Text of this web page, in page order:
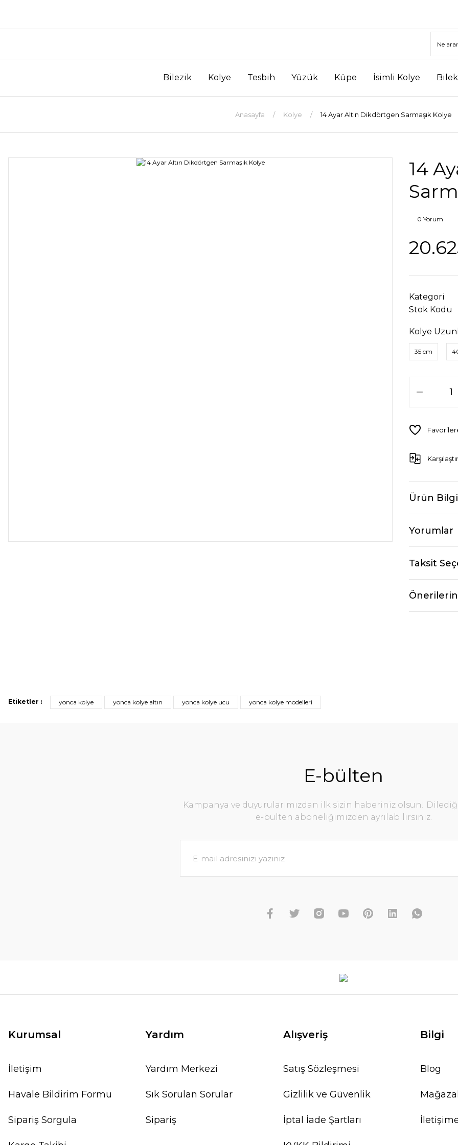
Bilezik Kolye Tesbih Yüzük Küpe İsimli Kolye
Anasayfa Kolye 14 Ayar Altın Dikdörtgen Sarmaşık Kolye
14
0 Yorum
Kategori
Stok Kodu
Kolye
35 cm
Karşılaştır
Ürün
Yorumlar
Taksit
Etiketler : yonca kolye yonca kolye altın yonca kolye ucu yonca kolye modelleri
E-bülten
Kampanya ve duyurularımızdan ilk sizin haberiniz olsun!
e-bülten aboneliğimizden ayrılabilirsiniz.
Kurumsal
İletişim
Havale Bildirim Formu
Sipariş Sorgula
Yardım
Yardım Merkezi
Sık Sorulan Sorular
Sipariş
Alışveriş
Satış Sözleşmesi
Gizlilik ve Güvenlik
İptal İade Şartları
Bilgi
Blog